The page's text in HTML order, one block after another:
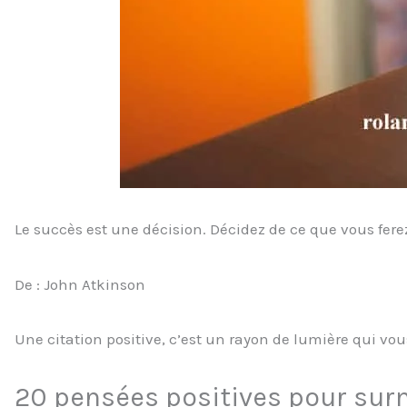
Le succès est une décision. Décidez de ce que vous
De : John Atkinson
Une citation positive, c’est un rayon de lumière qui
20 pensées positives pour